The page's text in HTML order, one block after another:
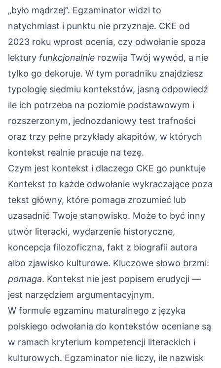
„było mądrzej”. Egzaminator widzi to
natychmiast i punktu nie przyznaje. CKE od
2023 roku wprost ocenia, czy odwołanie spoza
lektury funkcjonalnie rozwija Twój wywód, a nie
tylko go dekoruje. W tym poradniku znajdziesz
typologię siedmiu kontekstów, jasną odpowiedź
ile ich potrzeba na poziomie podstawowym i
rozszerzonym, jednozdaniowy test trafności
oraz trzy pełne przykłady akapitów, w których
kontekst realnie pracuje na tezę.
Czym jest kontekst i dlaczego CKE go punktuje
Kontekst to każde odwołanie wykraczające poza
tekst główny, które pomaga zrozumieć lub
uzasadnić Twoje stanowisko. Może to być inny
utwór literacki, wydarzenie historyczne,
koncepcja filozoficzna, fakt z biografii autora
albo zjawisko kulturowe. Kluczowe słowo brzmi:
pomaga. Kontekst nie jest popisem erudycji —
jest narzędziem argumentacyjnym.
W formule egzaminu maturalnego z języka
polskiego odwołania do kontekstów oceniane są
w ramach kryterium kompetencji literackich i
kulturowych. Egzaminator nie liczy, ile nazwisk